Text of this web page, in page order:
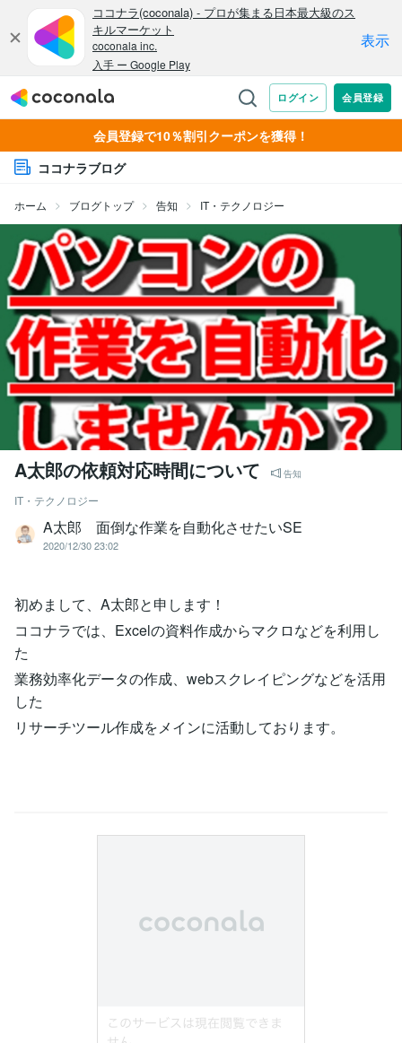
会員登録で10％割引クーポンを獲得！
ココナラブログ
ホーム ブログトップ 告知 IT・テクノロジー
A太郎の依頼対応時間について 告知
IT・テクノロジー
A太郎 面倒な作業を自動化させたいSE
2020/12/30 23:02
初めまして、A太郎と申します！
ココナラでは、Excelの資料作成からマクロなどを利用し
た
業務効率化データの作成、webスクレイピングなどを活用
した
リサーチツール作成をメインに活動しております。